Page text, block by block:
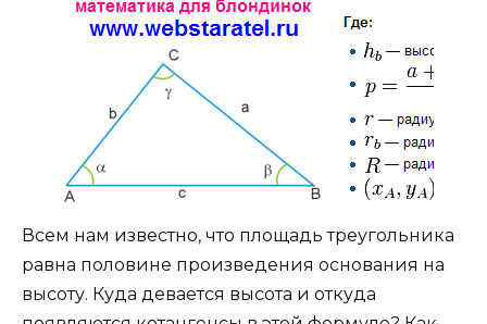
Всем нам известно, что площадь треугольника
равна половине произведения основания на
высоту. Куда девается высота и откуда